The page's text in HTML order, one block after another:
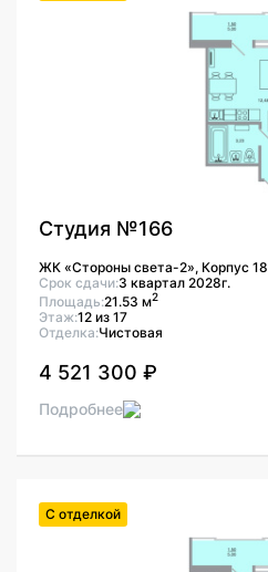
Студия №166
ЖК «Стороны света-2», Корпус 18
Срок сдачи:3 квартал 2028г.
Площадь:21.53 м2
Этаж:12 из 17
Отделка:Чистовая
4 521 300 ₽
Подробнее
С отделкой